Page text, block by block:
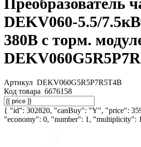
Преобразователь
DEKV060-5.5/
380В с торм.
Артикул DEKV060G5R5P7R5T4B
Код товара 6676158
{ "id": 302820, "canBuy": "Y", "price":
"economy": 0, "number": 1, "multiplicity":